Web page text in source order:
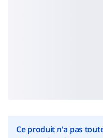
Ce produit n'a pas